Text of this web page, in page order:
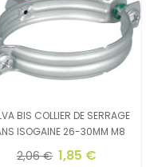
BIS COLLIER DE SERRAGE
ISOGAINE 26-30MM M8
2,06 € 1,85 €